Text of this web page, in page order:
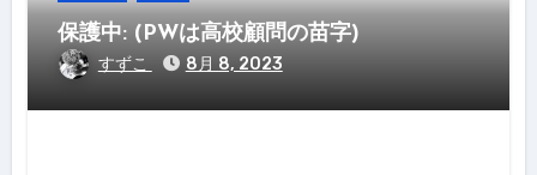
保護中: (PWは高校顧問の苗字)
すずこ 8月 8, 2023